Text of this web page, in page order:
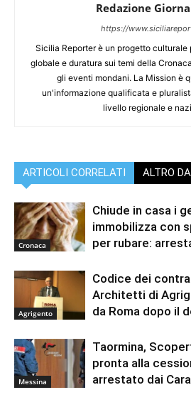
Redazione
https://
Sicilia Reporter è un progetto
globale e duratura sui temi della
gli eventi mondani. La Mission è
un'informazione qualificata e
livello regionale e
ARTICOLI CORRELATI ALTRO
Cronaca
Chiude in casa i
immobilizza con
per rubare:
Agrigento
Codice dei
Architetti di
da Roma dopo il
Messina
Taormina,
pronta alla
arrestato dai